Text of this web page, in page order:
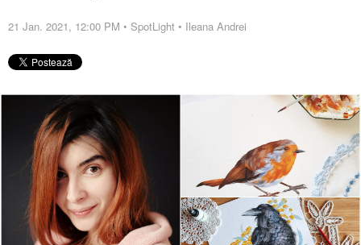
21 Jan. 2021, 12:00 PM • SpotLight • Ileana Andrei